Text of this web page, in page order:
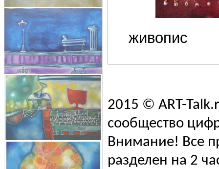
живопис
2015 © ART-
сообщество
Внимание! Все
разделен на 2